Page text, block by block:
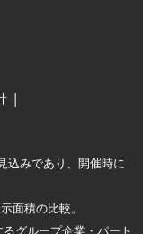
込みであり、開催時に
面積の比較。
グループ企業・パート